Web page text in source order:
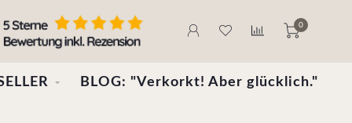
0
BLOG: "Verkorkt! Aber glücklich."